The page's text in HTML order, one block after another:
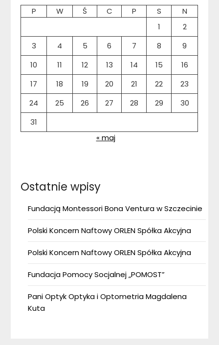
P W Ś C P S
N
1
2
3
4 5 6 7 8
9
10
11 12 13 14 15
16
17
18 19 20 21 22
23
24
25 26 27 28 29
30
31
« maj
Ostatnie wpisy
Fundacją Montessori Bona Ventura w Szczecinie
Polski Koncern Naftowy ORLEN Spółka Akcyjna
Polski Koncern Naftowy ORLEN Spółka Akcyjna
Fundacja Pomocy Socjalnej „POMOST”
Pani Optyk Optyka i Optometria Magdalena
Kuta